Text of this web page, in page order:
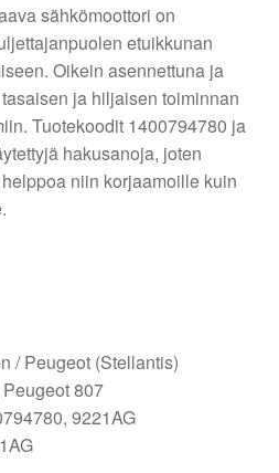
sähkömoottori on
etuikkunan
Oikein asennettuna ja
ja hiljaisen toiminnan
Tuotekoodit 1400794780 ja
hakusanoja, joten
niin korjaamoille kuin
/ Peugeot (Stellantis)
807
9221AG